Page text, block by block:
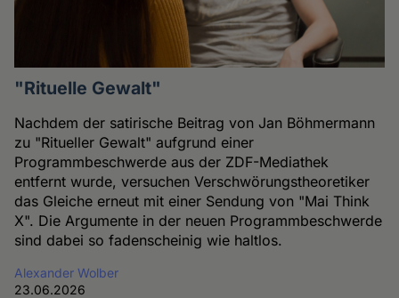
"Rituelle Gewalt"
Nachdem der satirische Beitrag von Jan Böhmermann
zu "Ritueller Gewalt" aufgrund einer
Programmbeschwerde aus der ZDF-Mediathek
entfernt wurde, versuchen Verschwörungstheoretiker
das Gleiche erneut mit einer Sendung von "Mai Think
X". Die Argumente in der neuen Programmbeschwerde
sind dabei so fadenscheinig wie haltlos.
Alexander Wolber
23.06.2026